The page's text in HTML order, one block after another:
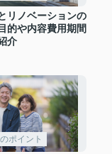
リノベーションの
的や内容費用期間
介
ポイント